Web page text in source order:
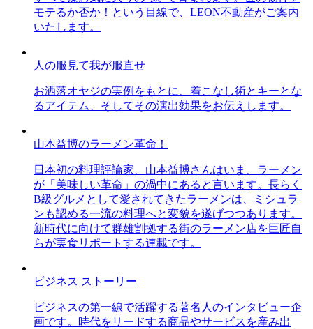
モテるか否か！という目線で、LEON不動産がご案内
いたします。
人の服見て我が服直せ
お洒落オヤジの実例をもとに、着こなし術とキーとな
るアイテム、そしてその演出効果をお伝えします。
山本益博のラーメン革命！
日本初の料理評論家、山本益博さんはいま、ラーメン
が「美味しい革命」の渦中にあると言います。長らく
B級グルメとして愛されてきたラーメンは、ミシュラ
ンも認める一流の料理へと変貌を遂げつつあります。
新時代に向けて群雄割拠する街のラーメン店を巨匠自
らが実食リポートする連載です。
ビジネス ストーリー
ビジネスの第一線で活躍する著名人のインタビュー企
画です。時代をリードする商品やサービスを産み出